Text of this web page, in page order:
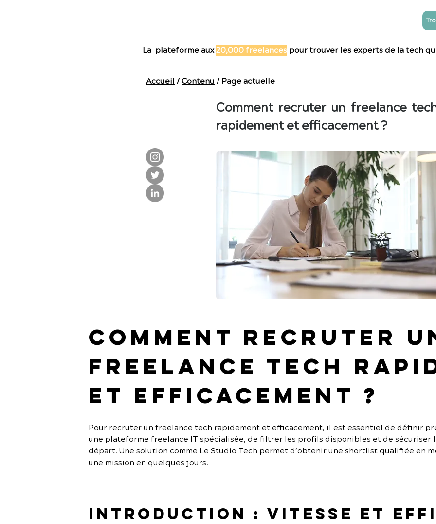
La plateforme aux20,000 freelancespour trouver les experts de la tech
Accueil /Contenu / Page actuelle
Comment recruter un freelance
rapidement et efficacement ?
Comment recruter
freelance tech
et efficacement ?
Pour recruter un freelance tech rapidement et efficacement, il est essentiel de définir
une plateforme freelance IT spécialisée, de filtrer les profils disponibles et de sécuriser
départ. Une solution comme Le Studio Tech permet d’obtenir une shortlist qualifiée en
une mission en quelques jours.
Introduction : vitesse et